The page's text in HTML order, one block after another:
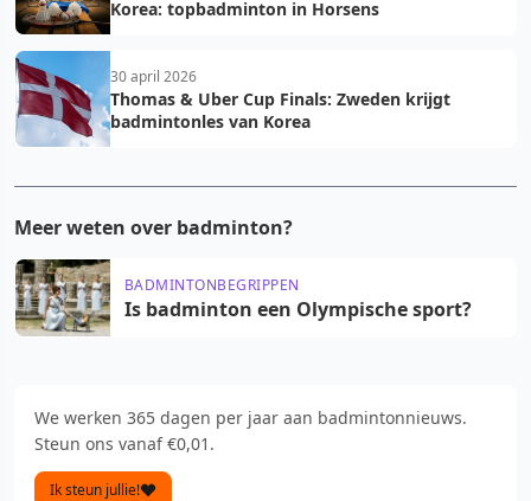
Korea: topbadminton in Horsens
30 april 2026
Thomas & Uber Cup Finals: Zweden krijgt
badmintonles van Korea
Meer weten over badminton?
BADMINTONBEGRIPPEN
Is badminton een Olympische sport?
We werken 365 dagen per jaar aan badmintonnieuws.
Steun ons vanaf €0,01.
Ik steun jullie!